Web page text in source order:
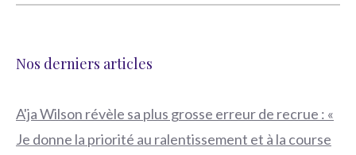
Nos derniers articles
A'ja Wilson révèle sa plus grosse erreur de recrue : «
Je donne la priorité au ralentissement et à la course